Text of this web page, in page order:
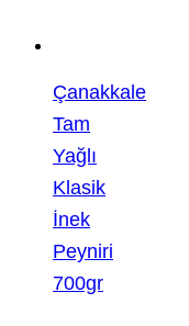
Çanakkale
Tam
Yağlı
Klasik
İnek
Peyniri
700gr